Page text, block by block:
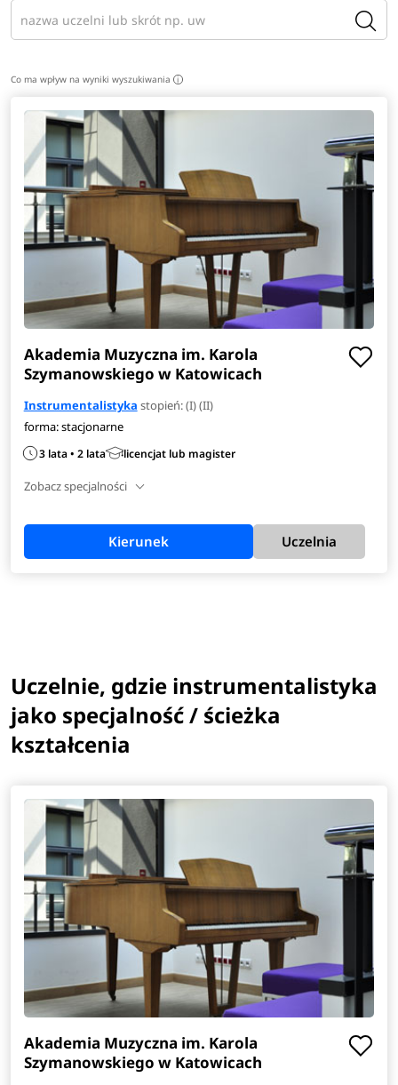
Co ma wpływ na wyniki wyszukiwania i
Akademia Muzyczna im. Karola
Szymanowskiego w Katowicach
Instrumentalistyka stopień: (I) (II)
forma: stacjonarne
3 lata • 2 lata licencjat lub magister
Zobacz specjalności
Kierunek Uczelnia
Uczelnie, gdzie instrumentalistyka
jako specjalność / ścieżka
kształcenia
Akademia Muzyczna im. Karola
Szymanowskiego w Katowicach